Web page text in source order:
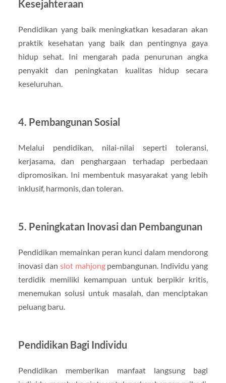
Kesejahteraan
Pendidikan yang baik meningkatkan kesadaran akan
praktik kesehatan yang baik dan pentingnya gaya
hidup sehat. Ini mengarah pada penurunan angka
penyakit dan peningkatan kualitas hidup secara
keseluruhan.
4. Pembangunan Sosial
Melalui pendidikan, nilai-nilai seperti toleransi,
kerjasama, dan penghargaan terhadap perbedaan
dipromosikan. Ini membentuk masyarakat yang lebih
inklusif, harmonis, dan toleran.
5. Peningkatan Inovasi dan Pembangunan
Pendidikan memainkan peran kunci dalam mendorong
inovasi dan slot mahjongpembangunan. Individu yang
terdidik memiliki kemampuan untuk berpikir kritis,
menemukan solusi untuk masalah, dan menciptakan
peluang baru.
Pendidikan Bagi Individu
Pendidikan memberikan manfaat langsung bagi